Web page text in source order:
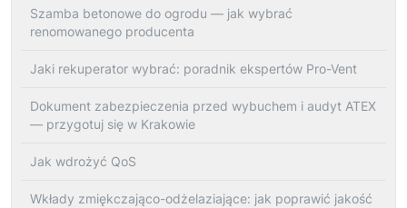
Szamba betonowe do ogrodu — jak wybrać
renomowanego producenta
Jaki rekuperator wybrać: poradnik ekspertów Pro-Vent
Dokument zabezpieczenia przed wybuchem i audyt ATEX
— przygotuj się w Krakowie
Jak wdrożyć QoS
Wkłady zmiękczająco-odżelaziające: jak poprawić jakość